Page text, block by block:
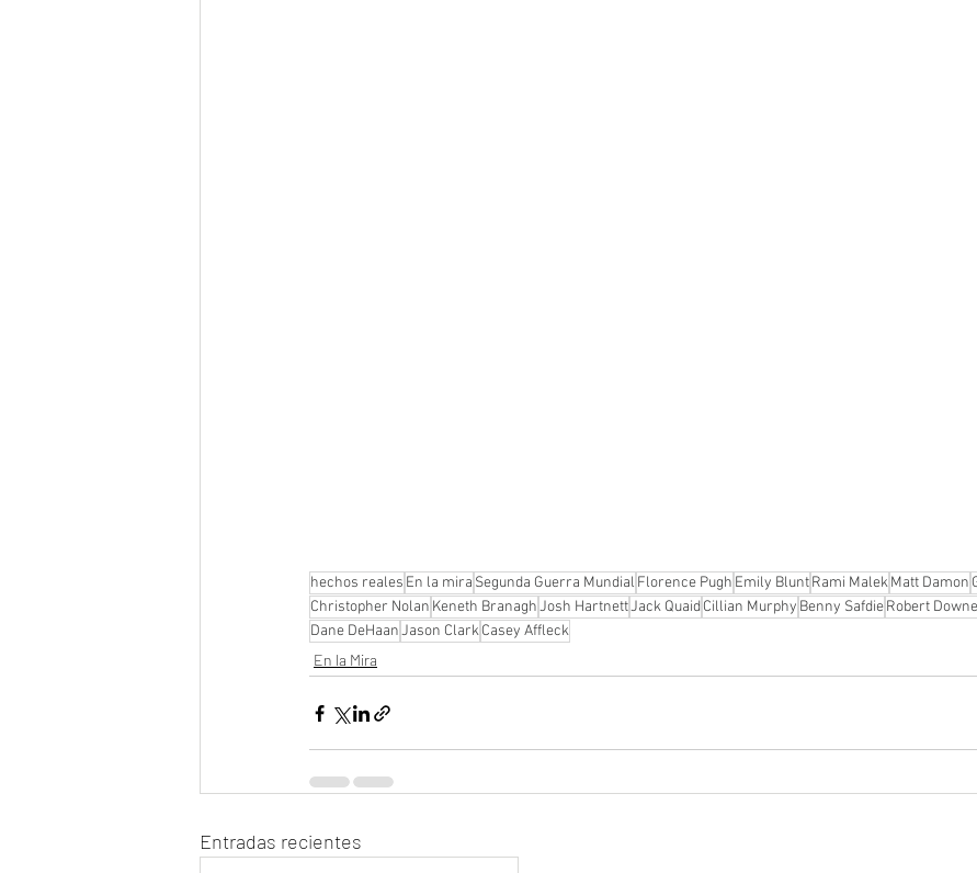
hechos reales En la mira Segunda Guerra Mundial Florence Pugh Emily BluntRami MalekMatt Damon
Christopher Nolan Keneth BranaghJosh HartnettJack QuaidCillian Murphy Benny SafdieRobert
Dane DeHaanJason ClarkCasey Affleck
En la Mira
Entradas recientes